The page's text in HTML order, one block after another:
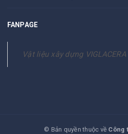
FANPAGE
Vật liệu xây dựng VIGLACERA
© Bản quyền thuộc về Công